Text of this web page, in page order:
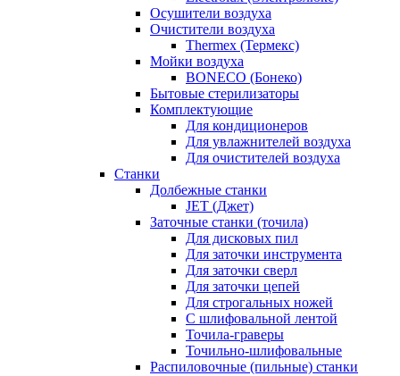
Осушители воздуха
Очистители воздуха
Thermex (Термекс)
Мойки воздуха
BONECO (Бонеко)
Бытовые стерилизаторы
Комплектующие
Для кондиционеров
Для увлажнителей воздуха
Для очистителей воздуха
Станки
Долбежные станки
JET (Джет)
Заточные станки (точила)
Для дисковых пил
Для заточки инструмента
Для заточки сверл
Для заточки цепей
Для строгальных ножей
С шлифовальной лентой
Точила-граверы
Точильно-шлифовальные
Распиловочные (пильные) станки